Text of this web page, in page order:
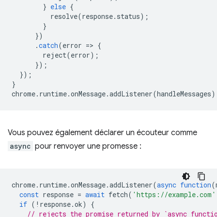
} else {
resolve(response. status);
}
})
.catch(error => {
reject(error);
});
});
}
chrome. runtime.onMessage.addListener(handleMessages
Vous pouvez également déclarer un écouteur comme
async pour renvoyer une promesse :
chrome. runtime.onMessage.addListener(async function(
const response = await fetch( 'https://example.com'
if ( ! response.ok)
{
// rejects the promise returned by `async